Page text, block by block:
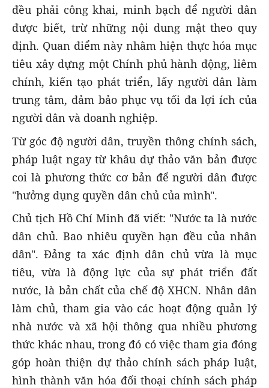
đều phải công khai, minh bạch để người dân
được biết, trừ những nội dung mật theo quy
định. Quan điểm này nhằm hiện thực hóa mục
tiêu xây dựng một Chính phủ hành động, liêm
chính, kiến tạo phát triển, lấy người dân làm
trung tâm, đảm bảo phục vụ tối đa lợi ích của
người dân và doanh nghiệp.
Từ góc độ người dân, truyền thông chính sách,
pháp luật ngay từ khâu dự thảo văn bản được
coi là phương thức cơ bản để người dân được
"hưởng dụng quyền dân chủ của mình".
Chủ tịch Hồ Chí Minh đã viết: "Nước ta là nước
dân chủ. Bao nhiêu quyền hạn đều của nhân
dân". Đảng ta xác định dân chủ vừa là mục
tiêu, vừa là động lực của sự phát triển đất
nước, là bản chất của chế độ XHCN. Nhân dân
làm chủ, tham gia vào các hoạt động quản lý
nhà nước và xã hội thông qua nhiều phương
thức khác nhau, trong đó có việc tham gia đóng
góp hoàn thiện dự thảo chính sách pháp luật,
hình thành văn hóa đối thoại chính sách pháp